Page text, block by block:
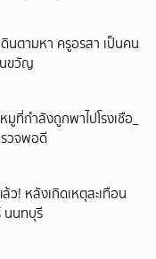
นตามหา ครูอรสา เป็นคน
นขวัญ
กำลังถูกพาไปโรงเชือ_
วจพอดี
ว! หลังเกิดเหตุสะเทือน
นนทบุรี